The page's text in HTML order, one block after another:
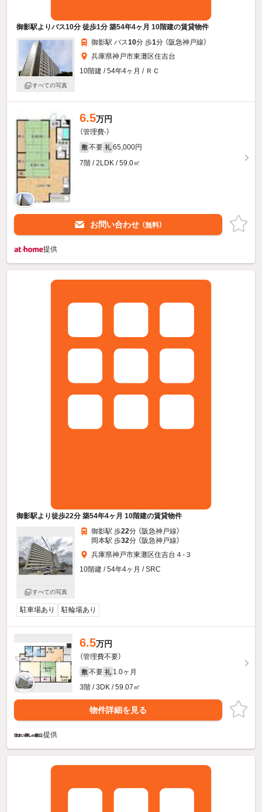
御影駅よりバス10分 徒歩1分 築54年4ヶ月 10階建の賃貸物件
すべての写真
御影駅 バス10分 歩1分 （阪急神戸線）
兵庫県神戸市東灘区住吉台
10階建 / 54年4ヶ月 / ＲＣ
6.5万円
（管理費-）
敷 不要 礼 65,000円
7階 / 2LDK / 59.0㎡
お問い合わせ （無料）
提供
御影駅より徒歩22分 築54年4ヶ月 10階建の賃貸物件
すべての写真
御影駅 歩22分 （阪急神戸線）
岡本駅 歩32分 （阪急神戸線）
兵庫県神戸市東灘区住吉台４-３
10階建 / 54年4ヶ月 / SRC
駐車場あり 駐輪場あり
6.5万円
（管理費不要）
敷 不要 礼 1.0ヶ月
3階 / 3DK / 59.07㎡
物件詳細を見る
提供